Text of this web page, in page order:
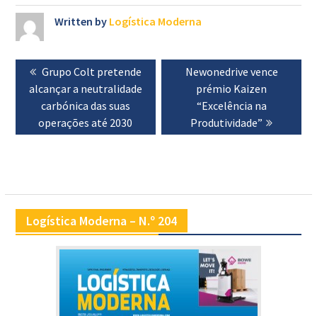
Written by Logística Moderna
Navegação
de
artigos
Previous
post:
Grupo Colt pretende
alcançar a neutralidade
carbónica das suas
operações até 2030
Next
post:
Newonedrive vence
prémio Kaizen
“Excelência na
Produtividade”
Logística Moderna – N.º 204